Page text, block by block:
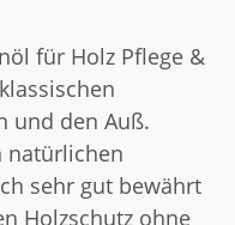
für Holz Pflege &
und den Auß.
natürlichen
sehr gut bewährt
Holzschutz ohne